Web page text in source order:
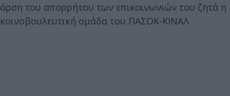
άρση του απορρήτου των επικοινωνιών του ζητά η
κοινοβουλευτική ομάδα του ΠΑΣΟΚ-ΚΙΝΑΛ.